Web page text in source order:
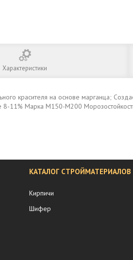
Характеристики
красителя на основе марганца;
8-11% Марка М150-М200
КАТАЛОГ СТРОЙМАТЕРИАЛОВ
Кирпичи
Шифер